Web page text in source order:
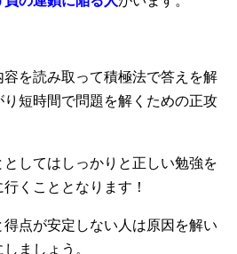
を読み取って積極法で答えを解
り短時間で問題を解くための正攻
してはしっかりと正しい勉強を
くこととなります！
点が安定しない人は原因を解い
ましょう。